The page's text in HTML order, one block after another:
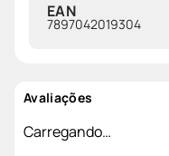
EAN
7897042019304
Avaliações
Carregando…